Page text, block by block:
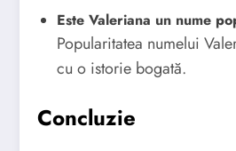
Este Valeriana un nume
Popularitatea numelui
cu o istorie bogată.
Concluzie